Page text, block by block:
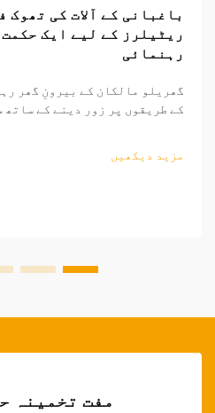
باغبانی کے آلات کی تھوک
ریٹیلرز کے لیے ایک
رہنمائی
گھریلو مالکان کے بیرونِ گھر
کے طریقوں پر زور دینے کے
کے اوزار کی ذرائع کاری کی
مزید دیکھیں
مفت تخمینہ